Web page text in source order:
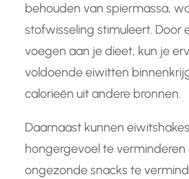
behouden van spiermassa,
stofwisseling stimuleert. Door
voegen aan je dieet, kun je
voldoende eiwitten
calorieën uit andere bronnen.
Daarnaast kunnen
hongergevoel te verminderen
ongezonde snacks te